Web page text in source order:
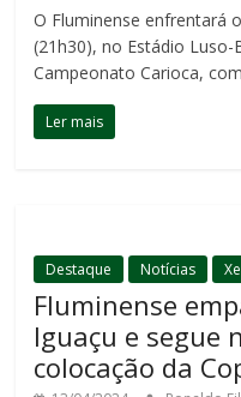
O Fluminense enfrentará
(21h30), no Estádio Luso-
Campeonato Carioca,
Ler mais
Destaque Notícias
Fluminense
Iguaçu e segue
colocação da